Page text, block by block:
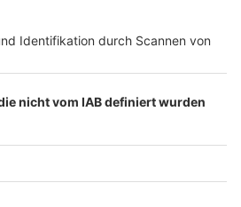
Datenschutz Impressum